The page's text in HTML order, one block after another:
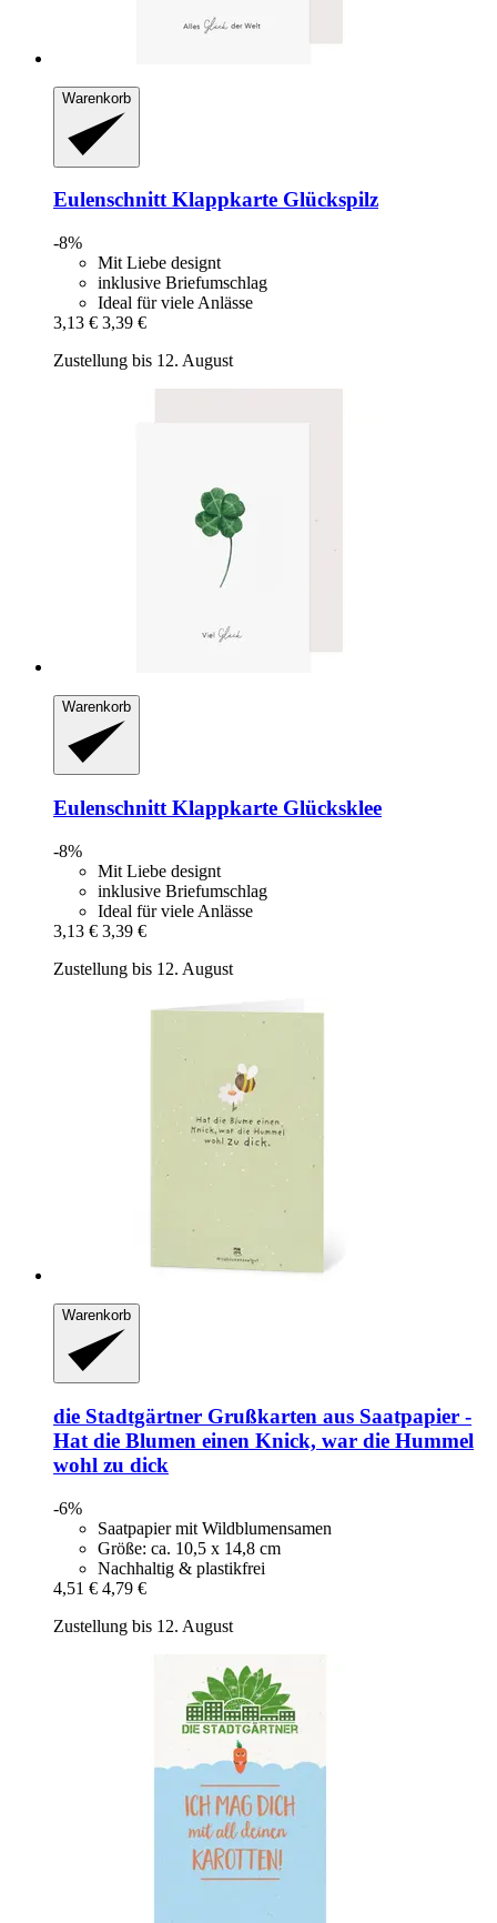
Warenkorb
EulenschnittKlappkarte Glückspilz
-8%
Mit Liebe designt
inklusive Briefumschlag
Ideal für viele Anlässe
3,13 € 3,39 €
Zustellung bis 12. August
Warenkorb
EulenschnittKlappkarte Glücksklee
-8%
Mit Liebe designt
inklusive Briefumschlag
Ideal für viele Anlässe
3,13 € 3,39 €
Zustellung bis 12. August
Warenkorb
die Stadtgärtner Grußkarten aus Saatpapier -​
Hat die Blumen einen Knick, war die Hummel
wohl zu dick
-6%
Saatpapier mit Wildblumensamen
Größe: ca. 10,5 x 14,8 cm
Nachhaltig & plastikfrei
4,51 € 4,79 €
Zustellung bis 12. August